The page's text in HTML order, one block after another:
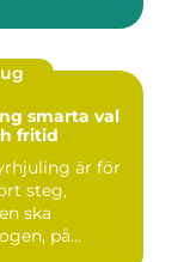
val
fritid
är för
steg,
ska
på